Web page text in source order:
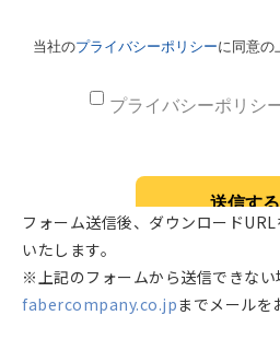
フォーム送信後、ダウンロード
いたします。
※上記のフォームから送信できない
fabercompany.co.jpまでメールを